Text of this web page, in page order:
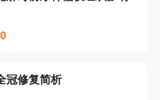
冠修复简析